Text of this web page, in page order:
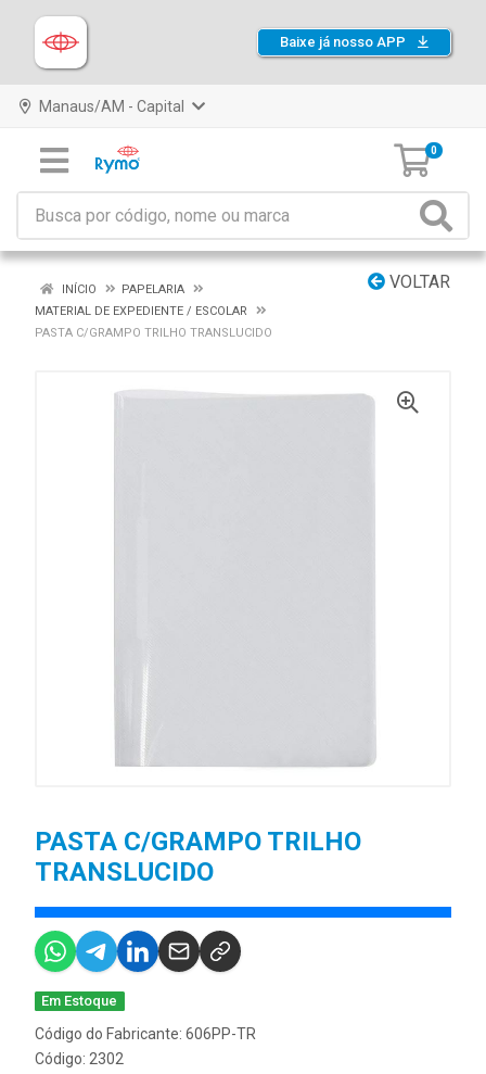
Baixe já nosso APP
Manaus/AM - Capital
0
VOLTAR
INÍCIO
PAPELARIA
MATERIAL DE EXPEDIENTE / ESCOLAR
PASTA C/GRAMPO TRILHO TRANSLUCIDO
PASTA C/GRAMPO TRILHO
TRANSLUCIDO
Em Estoque
Código do Fabricante: 606PP-TR
Código: 2302